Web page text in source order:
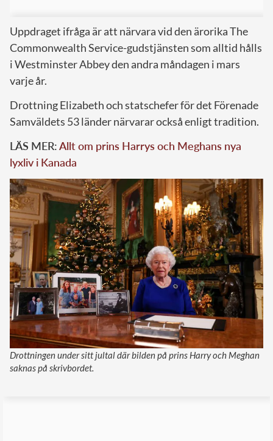
Uppdraget ifråga är att närvara vid den ärorika The
Commonwealth Service-gudstjänsten som alltid hålls
i Westminster Abbey den andra måndagen i mars
varje år.
Drottning Elizabeth och statschefer för det Förenade
Samväldets 53 länder närvarar också enligt tradition.
LÄS MER:Allt om prins Harrys och Meghans nya
lyxliv i Kanada
Drottningen under sitt jultal där bilden på prins Harry och Meghan
saknas på skrivbordet.